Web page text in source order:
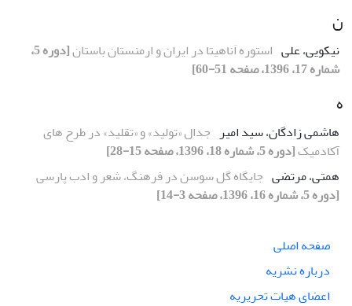
ن
نیکویی، علی استوره‌ اَناهیتا در ایران و ارمنستان باستان
[دوره 5،
شماره 17، 1396، صفحه 51-60]
ه
هاشمی زادگان، سید امیر جدال «تولید» و «تقلید» در طرح های
آکادمیک[دوره 5، شماره 18، 1396، صفحه 15-28]
همتی، مرتضی جایگاه گل سوسن در فرهنگ، شعر و ادب پارسی
[دوره 5، شماره 16، 1396، صفحه 3-14]
صفحه اصلی
درباره نشریه
اعضای هیات تحریریه